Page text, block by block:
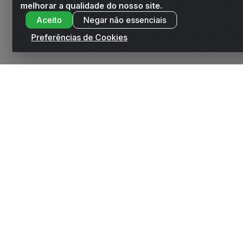
melhorar a qualidade do nosso site.
Aceito
Negar não essenciais
Preferências de Cookies